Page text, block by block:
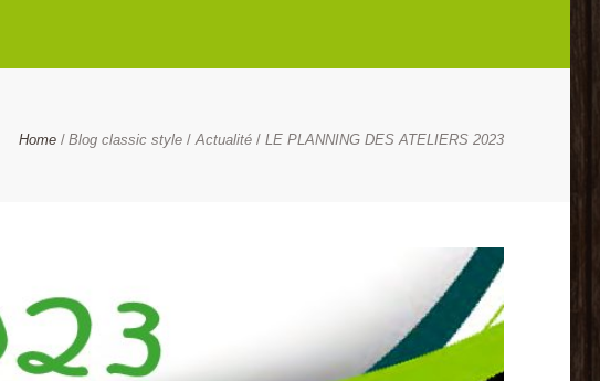
Home Blog classic style Actualité LE PLANNING DES ATELIERS 2023